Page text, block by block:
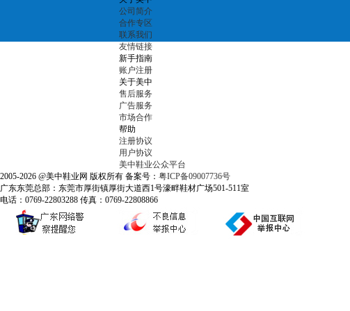
公司简介
合作专区
联系我们
友情链接
新手指南
账户注册
关于美中
售后服务
广告服务
市场合作
帮助
注册协议
用户协议
美中鞋业公众平台
2005-2026 @美中鞋业网 版权所有 备案号： 粤ICP备09007736号
广东东莞总部：东莞市厚街镇厚街大道西1号濠畔鞋材广场501-511室
电话：0769-22803288 传真：0769-22808866